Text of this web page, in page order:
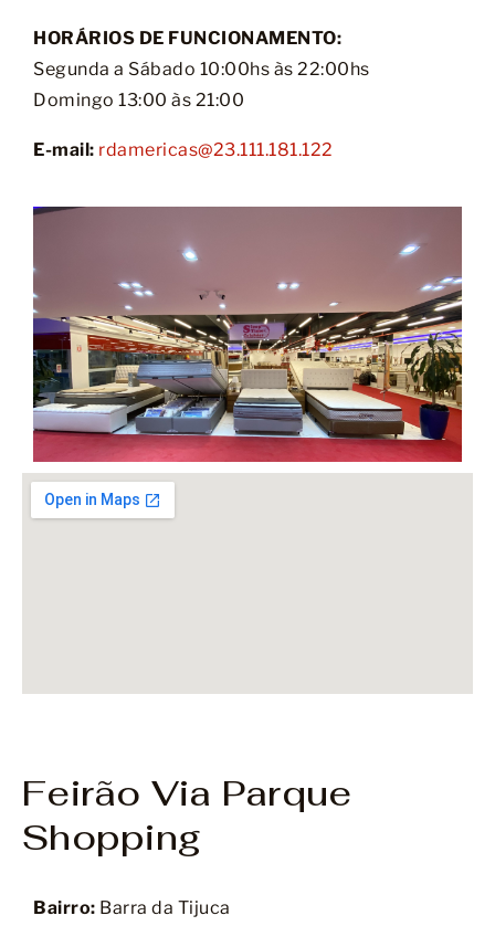
HORÁRIOS DE FUNCIONAMENTO:
Segunda a Sábado 10:00hs às 22:00hs
Domingo 13:00 às 21:00
E-mail: rdamericas@23.111.181.122
Feirão Via Parque
Shopping
Bairro: Barra da Tijuca